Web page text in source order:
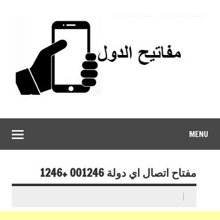
MENU
مفتاح اتصال اي دولة 001246 +1246